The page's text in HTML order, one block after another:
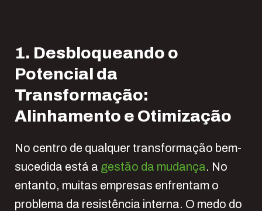
1. Desbloqueando o
Potencial da
Transformação:
Alinhamento e Otimização
No centro de qualquer transformação bem-
sucedida está a gestão da mudança. No
entanto, muitas empresas enfrentam o
problema da resistência interna. O medo do